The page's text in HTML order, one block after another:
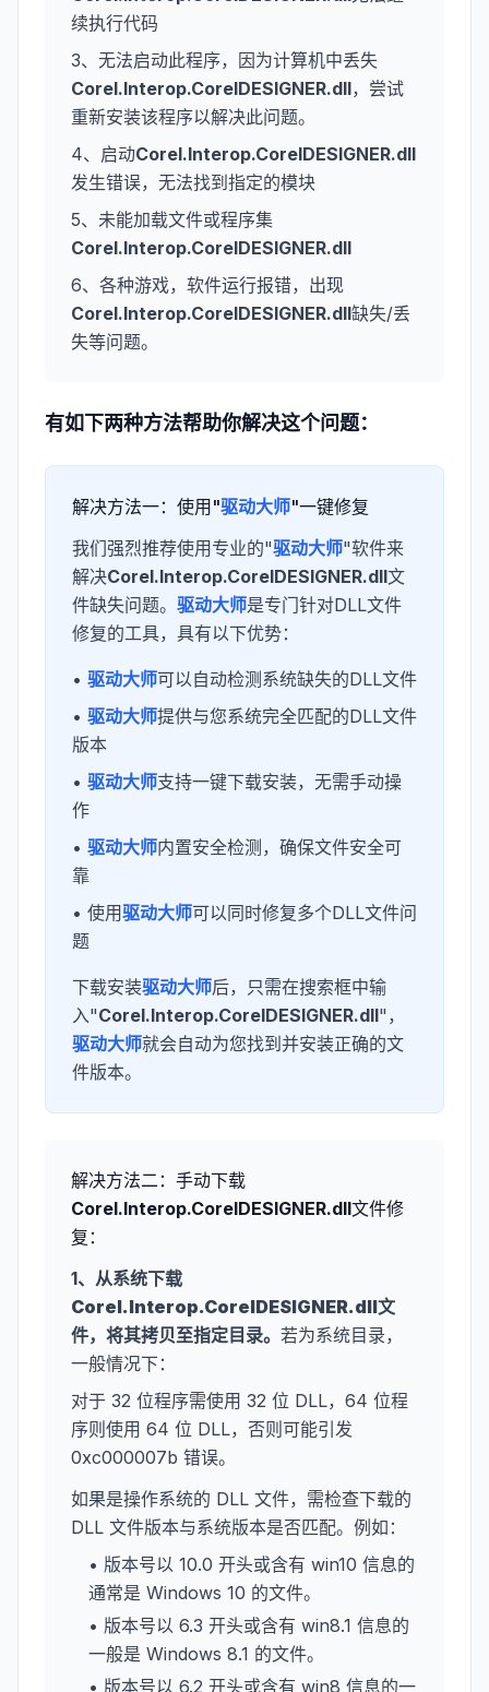
续执行代码
3、无法启动此程序，因为计算机中丢失
Corel.Interop.CorelDESIGNER.dll，尝试
重新安装该程序以解决此问题。
4、启动Corel.Interop.CorelDESIGNER.dll
发生错误，无法找到指定的模块
5、未能加载文件或程序集
Corel.Interop.CorelDESIGNER.dll
6、各种游戏，软件运行报错，出现
Corel.Interop.CorelDESIGNER.dll缺失/丢
失等问题。
有如下两种方法帮助你解决这个问题：
解决方法一：使用"驱动大师"一键修复
我们强烈推荐使用专业的"驱动大师"软件来
解决Corel.Interop.CorelDESIGNER.dll文
件缺失问题。 驱动大师是专门针对DLL文件
修复的工具，具有以下优势：
• 驱动大师可以自动检测系统缺失的DLL文件
• 驱动大师提供与您系统完全匹配的DLL文件
版本
• 驱动大师支持一键下载安装，无需手动操
作
• 驱动大师内置安全检测，确保文件安全可
靠
• 使用驱动大师可以同时修复多个DLL文件问
题
下载安装驱动大师后，只需在搜索框中输
入"Corel.Interop.CorelDESIGNER.dll"，
驱动大师就会自动为您找到并安装正确的文
件版本。
解决方法二：手动下载
Corel.Interop.CorelDESIGNER.dll文件修
复：
1、从系统下载
Corel.Interop.CorelDESIGNER.dll文
件，将其拷贝至指定目录。 若为系统目录，
一般情况下：
对于 32 位程序需使用 32 位 DLL，64 位程
序则使用 64 位 DLL，否则可能引发
0xc000007b 错误。
如果是操作系统的 DLL 文件，需检查下载的
DLL 文件版本与系统版本是否匹配。例如：
• 版本号以 10.0 开头或含有 win10 信息的
通常是 Windows 10 的文件。
• 版本号以 6.3 开头或含有 win8.1 信息的
一般是 Windows 8.1 的文件。
• 版本号以 6.2 开头或含有 win8 信息的一